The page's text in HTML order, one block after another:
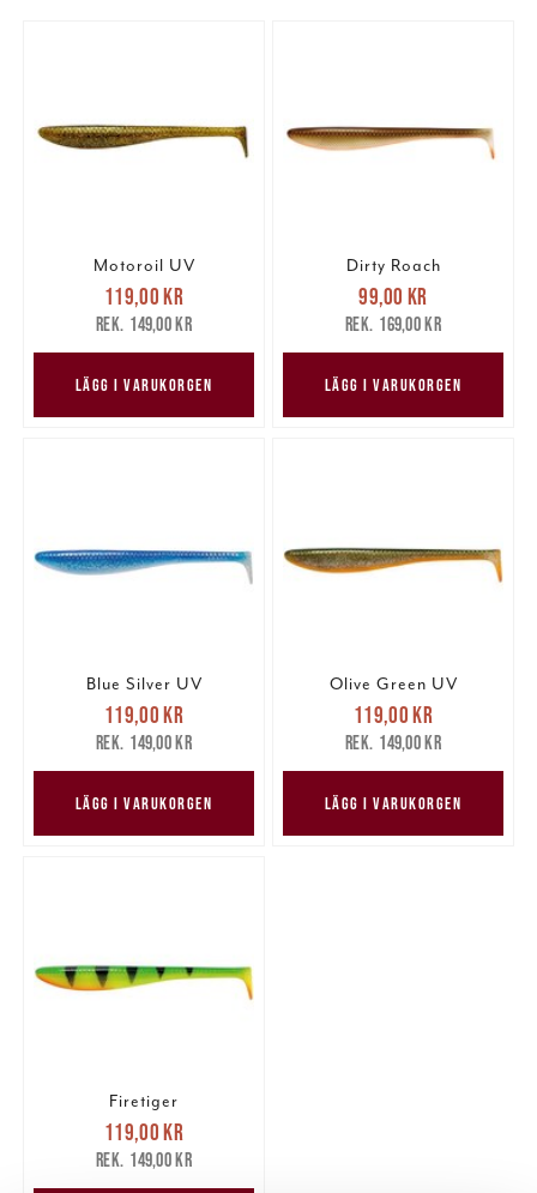
Motoroil UV
Nuvarande pris
119,00 krTidigare pris
149,00 kr
119,00 kr
149,00 kr
LÄGG I VARUKORGEN
Dirty Roach
Nuvarande pris
99,00 krTidigare pris
169,00 kr
99,00 kr
169,00 kr
LÄGG I VARUKORGEN
Blue Silver UV
Nuvarande pris
119,00 krTidigare pris
149,00 kr
119,00 kr
149,00 kr
LÄGG I VARUKORGEN
Olive Green UV
Nuvarande pris
119,00 krTidigare pris
149,00 kr
119,00 kr
149,00 kr
LÄGG I VARUKORGEN
Firetiger
Nuvarande pris
119,00 krTidigare pris
149,00 kr
119,00 kr
149,00 kr